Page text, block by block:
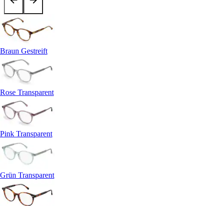
Braun Gestreift
Rose Transparent
Pink Transparent
Grün Transparent